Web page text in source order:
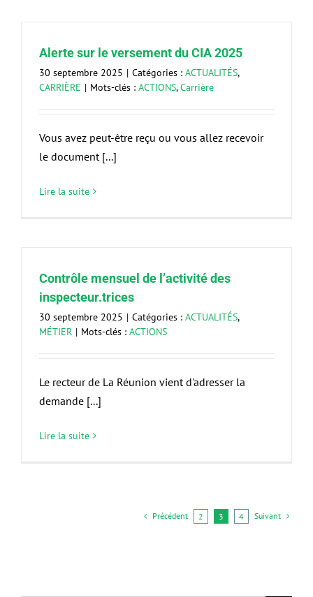
Alerte sur le versement du CIA 2025
30 septembre 2025 | Catégories : ACTUALITÉS,
CARRIÈRE | Mots-clés : ACTIONS,Carrière
Vous avez peut-être reçu ou vous allez recevoir
le document [...]
Lire la suite
Contrôle mensuel de l’activité des
inspecteur.trices
30 septembre 2025 | Catégories : ACTUALITÉS,
MÉTIER | Mots-clés : ACTIONS
Le recteur de La Réunion vient d'adresser la
demande [...]
Lire la suite
Précédent 2 3 4 Suivant